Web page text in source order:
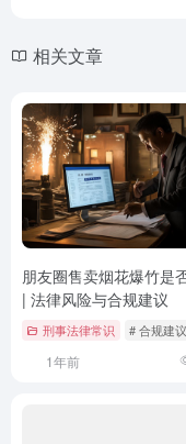
相关文章
朋友圈售卖烟花爆竹是
| 法律风险与合规建议
刑事法律常识 # 合规建议
1年前